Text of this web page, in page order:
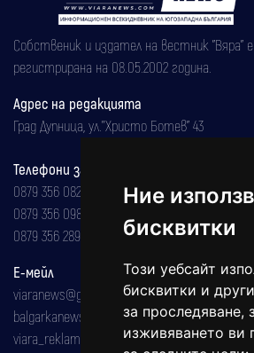
Ние
бисквитки
Този уебсайт
бисквитки и
за проследяване,
изживяването ви
Собственик и издател на вестник "Вяра"
регистрирана на 08.05.2002 година.
Адрес на редакцията
Град Дупница, ул.''Христо Ботев" 43
Телефони за реклама и абонаменти
0879 356 082
0879 356 098
0879 356 289
Е-мейл
viaranews@gmail.com
balgarkanews@gmail.com
viara_reklama@mail.bg